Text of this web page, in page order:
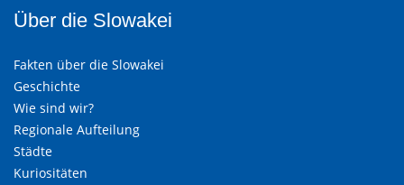
Über die Slowakei
Fakten über die Slowakei
Geschichte
Wie sind wir?
Regionale Aufteilung
Städte
Kuriositäten